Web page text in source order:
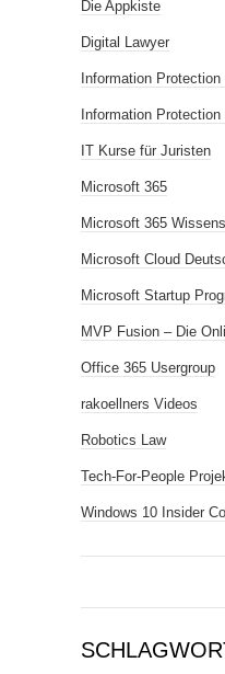
Die Appkiste
Digital Lawyer
Information
Information
IT Kurse für Juristen
Microsoft 365
Microsoft 365
Microsoft Cloud
Microsoft Startup
MVP Fusion – Die
Office 365 Usergroup
rakoellners Videos
Robotics Law
Tech-For-People
Windows 10 Insider